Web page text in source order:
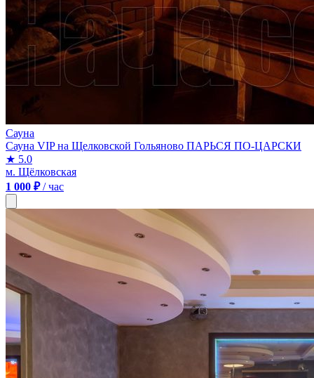
Сауна
Сауна VIP на Щелковской Гольяново ПАРЬСЯ ПО-ЦАРСКИ
★ 5.0
м. Щёлковская
1 000 ₽/ час